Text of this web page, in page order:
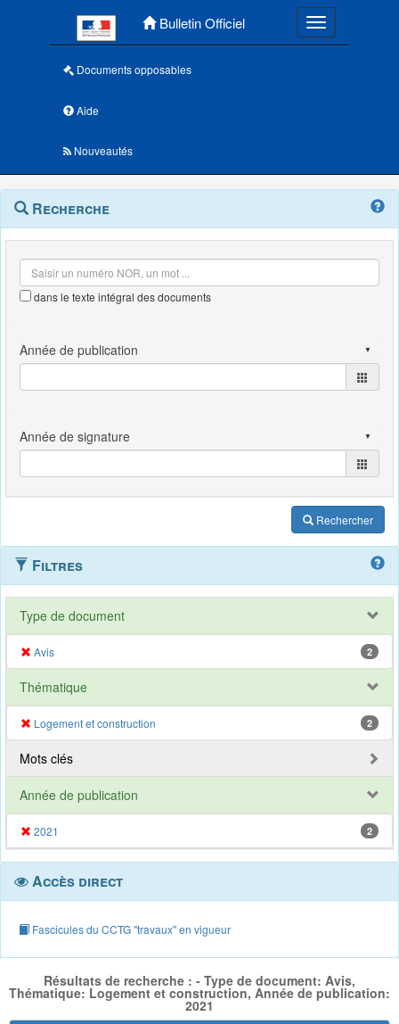
Bulletin Officiel Toggle
Documents opposables
Aide
Nouveautés
Navigation
outils
Menu
contextuel
Recherche
dans le texte intégral des documents
Rechercher
Filtres
Type de document
Avis 2
Thématique
Logement et construction 2
Mots clés
Année de publication
2021 2
Accès direct
Fascicules du CCTG "travaux" en vigueur
Résultats de recherche : - Type de document: Avis,
Thématique: Logement et construction, Année de publication:
2021